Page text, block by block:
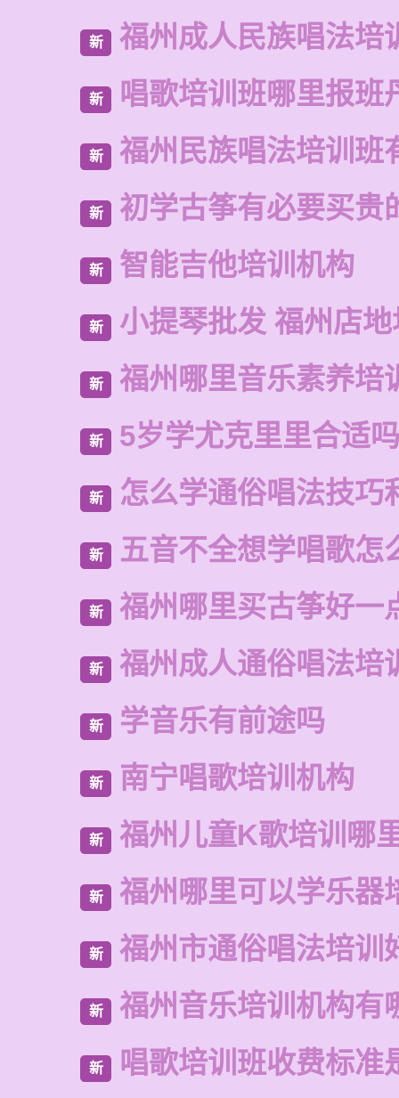
新 福州成人民族唱法培
新 唱歌培训班哪里报班
新 福州民族唱法培训班
新 初学古筝有必要买贵
新 智能吉他培训机构
新 小提琴批发 福州店地
新 福州哪里音乐素养培
新 5岁学尤克里里合适吗
新 怎么学通俗唱法技巧
新 五音不全想学唱歌怎
新 福州哪里买古筝好一
新 福州成人通俗唱法培
新 学音乐有前途吗
新 南宁唱歌培训机构
新 福州儿童K歌培训哪
新 福州哪里可以学乐器
新 福州市通俗唱法培训
新 福州音乐培训机构有
新 唱歌培训班收费标准